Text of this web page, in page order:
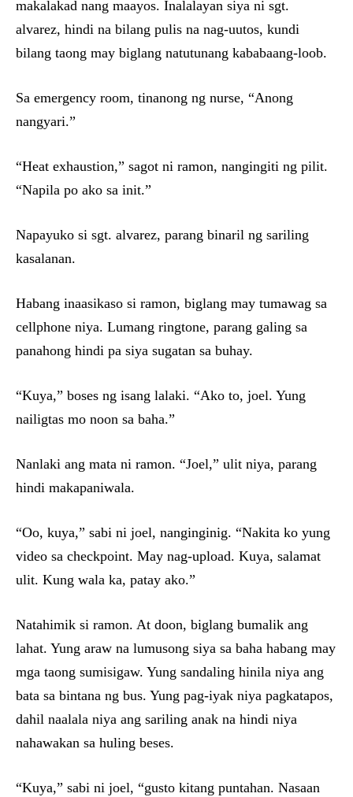
makalakad nang maayos. Inalalayan siya ni sgt.
alvarez, hindi na bilang pulis na nag-uutos, kundi
bilang taong may biglang natutunang kababaang-loob.
Sa emergency room, tinanong ng nurse, “Anong
nangyari.”
“Heat exhaustion,” sagot ni ramon, nangingiti ng pilit.
“Napila po ako sa init.”
Napayuko si sgt. alvarez, parang binaril ng sariling
kasalanan.
Habang inaasikaso si ramon, biglang may tumawag sa
cellphone niya. Lumang ringtone, parang galing sa
panahong hindi pa siya sugatan sa buhay.
“Kuya,” boses ng isang lalaki. “Ako to, joel. Yung
nailigtas mo noon sa baha.”
Nanlaki ang mata ni ramon. “Joel,” ulit niya, parang
hindi makapaniwala.
“Oo, kuya,” sabi ni joel, nanginginig. “Nakita ko yung
video sa checkpoint. May nag-upload. Kuya, salamat
ulit. Kung wala ka, patay ako.”
Natahimik si ramon. At doon, biglang bumalik ang
lahat. Yung araw na lumusong siya sa baha habang may
mga taong sumisigaw. Yung sandaling hinila niya ang
bata sa bintana ng bus. Yung pag-iyak niya pagkatapos,
dahil naalala niya ang sariling anak na hindi niya
nahawakan sa huling beses.
“Kuya,” sabi ni joel, “gusto kitang puntahan. Nasaan